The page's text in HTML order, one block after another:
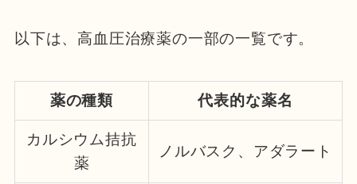
以下は、高血圧治療薬の一部の一覧です。
薬の種類 代表的な薬名
カルシウム拮抗
薬
ノルバスク、アダラート